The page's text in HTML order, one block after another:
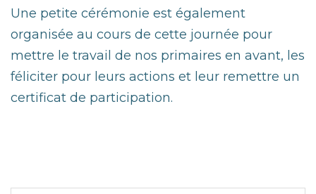
Une petite cérémonie est également
organisée au cours de cette journée pour
mettre le travail de nos primaires en avant, les
féliciter pour leurs actions et leur remettre un
certificat de participation.